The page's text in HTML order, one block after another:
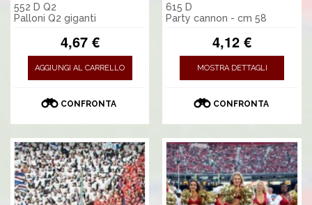
552 D Q2
Palloni Q2 giganti
4,67 €
AGGIUNGI AL CARRELLO
CONFRONTA
615 D
Party cannon - cm 58
4,12 €
MOSTRA DETTAGLI
CONFRONTA